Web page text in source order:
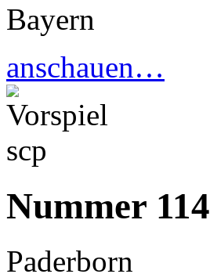
Bayern
anschauen…
Nummer 114
Paderborn